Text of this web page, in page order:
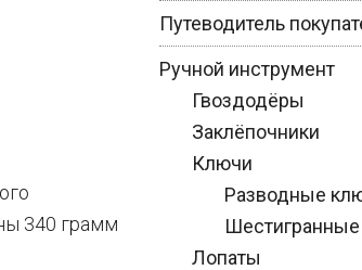
340 грамм
Путеводитель
Ручной инструмент
Гвоздодёры
Заклёпочники
Ключи
Разводные
Лопаты